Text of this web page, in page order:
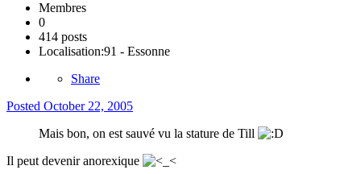
Membres
0
414 posts
Localisation:91 - Essonne
Share
Posted October 22, 2005
Mais bon, on est sauvé vu la stature de Till
Il peut devenir anorexique